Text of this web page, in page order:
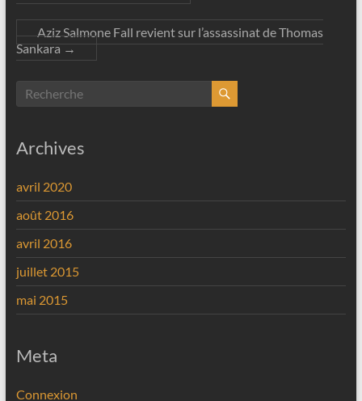
Aziz Salmone Fall revient sur l’assassinat de Thomas
Sankara→
Archives
avril 2020
août 2016
avril 2016
juillet 2015
mai 2015
Meta
Connexion